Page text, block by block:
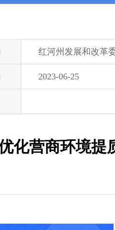
红河州发展和改革
2023-06-25
化营商环境提